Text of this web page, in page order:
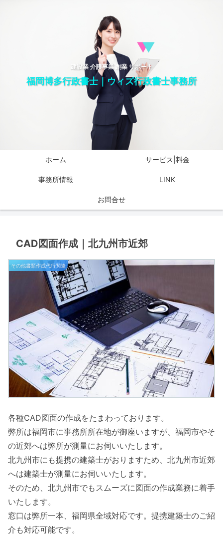
建設業 介護事業 創業 サポート
福岡博多行政書士｜ウィズ行政書士事務所
ホーム サービス|料金
事務所情報 LINK
お問合せ
CAD図面作成｜北九州市近郊
その他書類作成代行関連
各種CAD図面の作成をたまわっております。
弊所は福岡市に事務所所在地が御座いますが、福岡市やそ
の近郊へは弊所が測量にお伺いいたします。
北九州市にも提携の建築士がおりますため、北九州市近郊
へは建築士が測量にお伺いいたします。
そのため、北九州市でもスムーズに図面の作成業務に着手
いたします。
窓口は弊所一本、福岡県全域対応です。提携建築士のご紹
介も対応可能です。